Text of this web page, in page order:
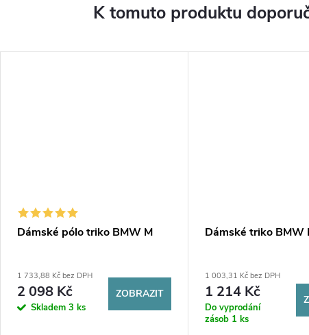
K tomuto produktu
Dámské pólo triko BMW M
1 733,88 Kč bez DPH
2 098 Kč
Skladem 3 ks
ZOBRAZIT
Dámské triko BMW
1 003,31 Kč bez DPH
1 214 Kč
Do vyprodání
zásob 1 ks